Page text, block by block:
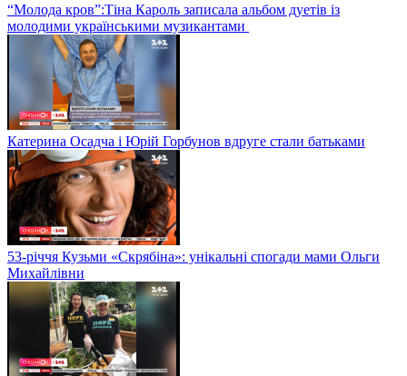
“Молода кров”:Тіна Кароль записала альбом дуетів із
молодими українськими музикантами
Катерина Осадча і Юрій Горбунов вдруге стали батьками
53-річчя Кузьми «Скрябіна»: унікальні спогади мами Ольги
Михайлівни